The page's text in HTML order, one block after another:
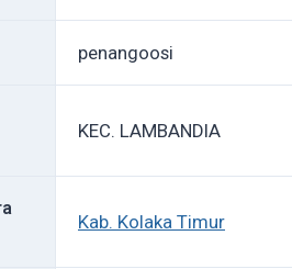
penangoosi
KEC. LAMBANDIA
Kab. Kolaka Timur